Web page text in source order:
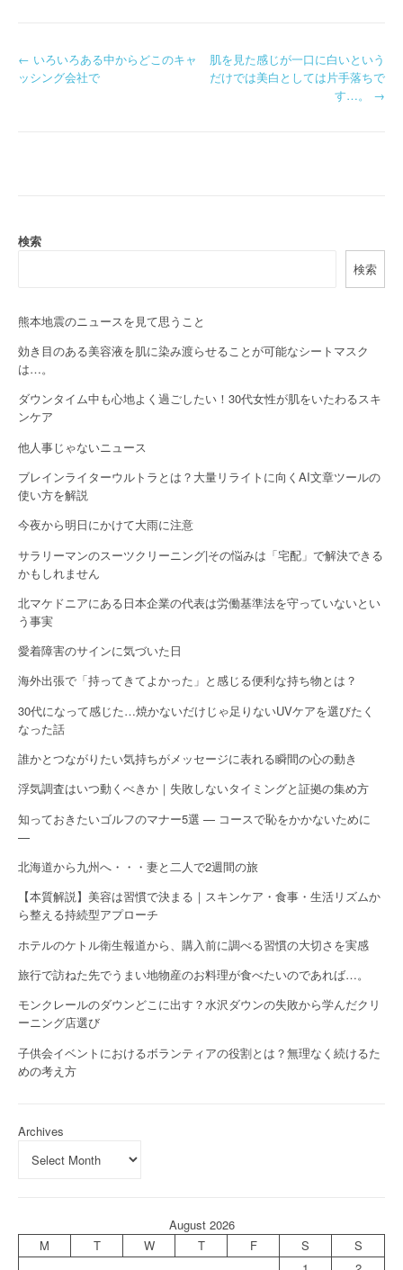
P
a
g
a
t
i
o
n
← いろいろある中からどこのキャ
ッシング会社で
肌を見た感じが一口に白いという
だけでは美白としては片手落ちで
す…。 →
検索
検索
熊本地震のニュースを見て思うこと
効き目のある美容液を肌に染み渡らせることが可能なシートマスク
は…。
ダウンタイム中も心地よく過ごしたい！30代女性が肌をいたわるスキ
ンケア
他人事じゃないニュース
ブレインライターウルトラとは？大量リライトに向くAI文章ツールの
使い方を解説
今夜から明日にかけて大雨に注意
サラリーマンのスーツクリーニング|その悩みは「宅配」で解決できる
かもしれません
北マケドニアにある日本企業の代表は労働基準法を守っていないとい
う事実
愛着障害のサインに気づいた日
海外出張で「持ってきてよかった」と感じる便利な持ち物とは？
30代になって感じた…焼かないだけじゃ足りないUVケアを選びたく
なった話
誰かとつながりたい気持ちがメッセージに表れる瞬間の心の動き
浮気調査はいつ動くべきか｜失敗しないタイミングと証拠の集め方
知っておきたいゴルフのマナー5選 — コースで恥をかかないために
—
北海道から九州へ・・・妻と二人で2週間の旅
【本質解説】美容は習慣で決まる｜スキンケア・食事・生活リズムか
ら整える持続型アプローチ
ホテルのケトル衛生報道から、購入前に調べる習慣の大切さを実感
旅行で訪ねた先でうまい地物産のお料理が食べたいのであれば…。
モンクレールのダウンどこに出す？水沢ダウンの失敗から学んだクリ
ーニング店選び
子供会イベントにおけるボランティアの役割とは？無理なく続けるた
めの考え方
Archives
August 2026
M
T W T F S
S